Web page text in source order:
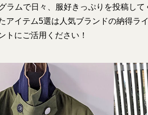
ラムで日々、服好きっぷりを投稿し
アイテム5選は人気ブランドの納得ラ
トにご活用ください！